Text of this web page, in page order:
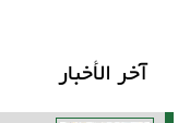
آخر الأخبار